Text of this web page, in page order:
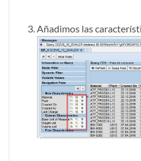
Añadimos las